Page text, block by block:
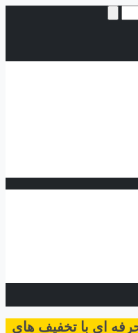
ای با تخفیف های